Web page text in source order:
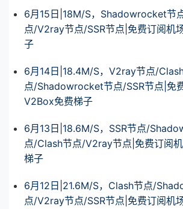
6月15日|18M/S，Shadowrocket节
点/V2ray节点/SSR节点|免费订阅机
子
6月14日|18.4M/S，V2ray节点/
点/Shadowrocket节点/SSR节点|免
V2Box免费梯子
6月13日|18.6M/S，SSR节点/
点/Clash节点/V2ray节点|免费订阅
梯子
6月12日|21.6M/S，Clash节点/
点/V2ray节点/SSR节点|免费订阅机